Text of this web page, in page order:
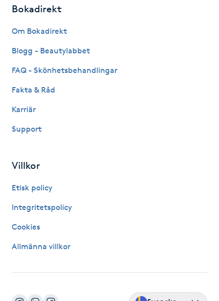
Hälsprickor
IPL
IR-massage
Japansk massage
K18
Katun fransar
Bokadirekt
Om Bokadirekt
Blogg - Beautylabbet
FAQ - Skönhetsbehandlingar
Fakta & Råd
Karriär
Support
Villkor
Etisk policy
Integritetspolicy
Cookies
Allmänna villkor